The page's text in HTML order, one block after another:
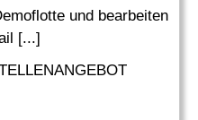
und bearbeiten
[...]